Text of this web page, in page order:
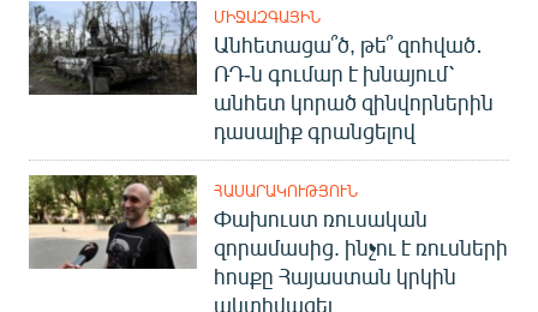
ՀԵՏԵՎԵՔ ՄԵԶ
«Ազատության» բոլոր կայքերը
ՄԻՋԱԶԳԱՅԻՆ
Անհետացա՞ծ, թե՞ զոհված․
ՌԴ-ն գումար է խնայում՝
անհետ կորած զինվորներին
դասալիք գրանցելով
ՀԱՍԱՐԱԿՈՒԹՅՈՒՆ
Փախուստ ռուսական
զորամասից. ինչու է ռուսների
հոսքը Հայաստան կրկին
ակտիվացել